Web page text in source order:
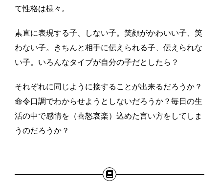
て性格は様々。
素直に表現する子、しない子。笑顔がかわいい子、笑
わない子。きちんと相手に伝えられる子、伝えられな
い子。いろんなタイプが自分の子だとしたら？
それぞれに同じように接することが出来るだろうか？
命令口調でわからせようとしないだろうか？毎日の生
活の中で感情を（喜怒哀楽）込めた言い方をしてしま
うのだろうか？